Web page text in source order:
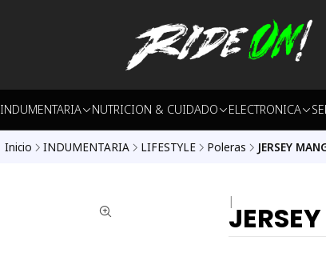
INDUMENTARIA NUTRICION & CUIDADO ELECTRONICA
Inicio INDUMENTARIA LIFESTYLE Poleras JERSEY
|